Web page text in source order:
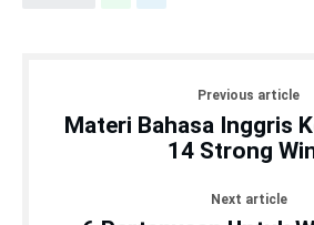
Previous article
Materi Bahasa Inggris
14 Strong
Next article